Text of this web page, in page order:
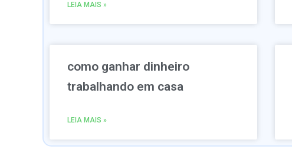
LEIA MAIS »
como ganhar dinheiro
trabalhando em casa
LEIA MAIS »